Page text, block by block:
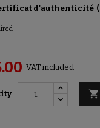
d'authenticité (
VAT included
